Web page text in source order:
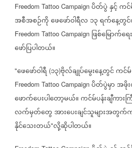
Freedom Tattoo Campaign ပိတ်ပွဲနှင့်ကင်
အစီအစဉ်ကိုဖေဖော်ဝါရီလ ၁၃ရက်နေ့တွင်
Freedom Tattoo Campaign ဖြစ်မြောက်
ဖော်ပြပါတယ်။
"ဖေဖော်ဝါရီ (၁၃)ဗိုလ်ချုပ်မွေးနေ့တွင်ကင်မ်
Freedom Tattoo Campaign ပိတ်ပွဲမှာအဖို
ဖောက်ပေးပါတော့မယ်။ကင်မ်ပန်းချီကား
လက်မှတ်တွေအား‌ပေးချင်သူများအတွ
နိုင်သေးတယ်"လို့ဆိုပါတယ်။